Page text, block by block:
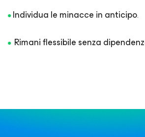
●Individua le minacce in anticipo.
● Rimani flessibile senza